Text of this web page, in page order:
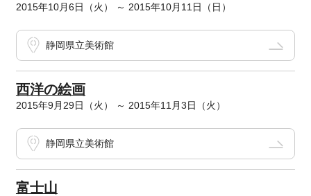
2015年10月6日（火） ～ 2015年10月11日（日）
静岡県立美術館
西洋の絵画
2015年9月29日（火） ～ 2015年11月3日（火）
静岡県立美術館
富士山